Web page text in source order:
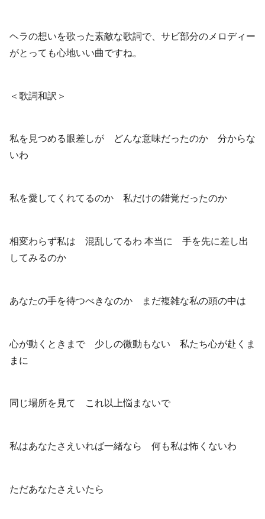
ヘラの想いを歌った素敵な歌詞で、サビ部分のメロディー
がとっても心地いい曲ですね。
＜歌詞和訳＞
私を見つめる眼差しが どんな意味だったのか 分からな
いわ
私を愛してくれてるのか 私だけの錯覚だったのか
相変わらず私は 混乱してるわ 本当に 手を先に差し出
してみるのか
あなたの手を待つべきなのか まだ複雑な私の頭の中は
心が動くときまで 少しの微動もない 私たち心が赴くま
まに
同じ場所を見て これ以上悩まないで
私はあなたさえいれば一緒なら 何も私は怖くないわ
ただあなたさえいたら